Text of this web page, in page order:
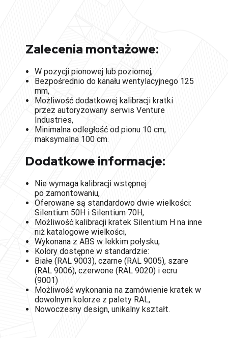
Zalecenia montażowe:
W pozycji pionowej lub poziomej,
Bezpośrednio do kanału wentylacyjnego 125
mm,
Możliwość dodatkowej kalibracji kratki
przez autoryzowany serwis Venture
Industries,
Minimalna odległość od pionu 10 cm,
maksymalna 100 cm.
Dodatkowe informacje:
Nie wymaga kalibracji wstępnej
po zamontowaniu,
Oferowane są standardowo dwie wielkości:
Silentium 50H i Silentium 70H,
Możliwość kalibracji kratek Silentium H na inne
niż katalogowe wielkości,
Wykonana z ABS w lekkim połysku,
Kolory dostępne w standardzie:
Białe (RAL 9003), czarne (RAL 9005), szare
(RAL 9006), czerwone (RAL 9020) i ecru
(9001)
Możliwość wykonania na zamówienie kratek w
dowolnym kolorze z palety RAL,
Nowoczesny design, unikalny kształt.